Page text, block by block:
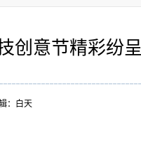
创意节精彩纷呈
：白天